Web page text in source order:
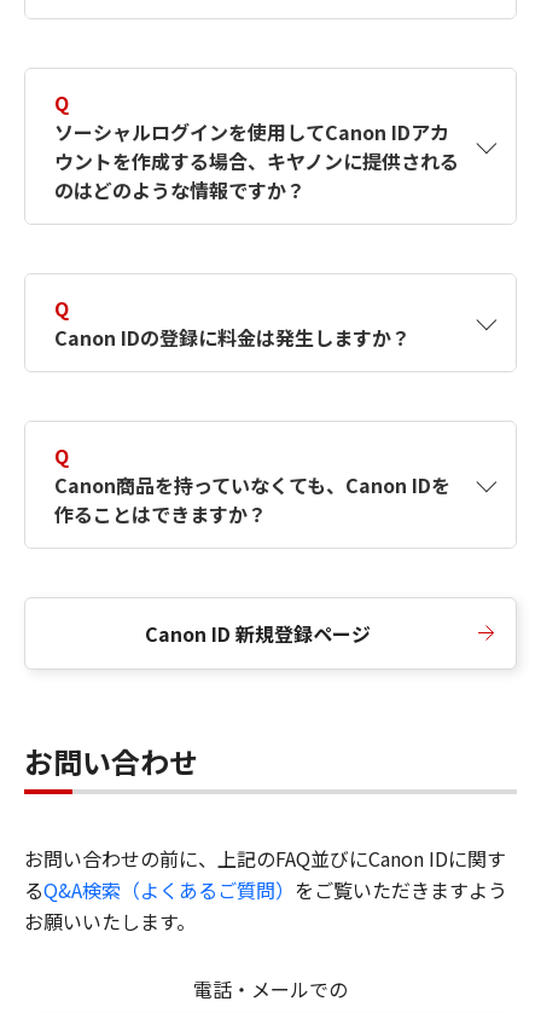
す。詳しい作成方法は【カメラ】Canon IDとは
何ですか？Canon IDの作成方法は？をご確認く
ださい。
Q
ソーシャルログインを使用してCanon IDアカ
ウントを作成する場合、キヤノンに提供される
のはどのような情報ですか？
択したサービスから取得します。アカウントを
簡単に作成できるように、この情報を使用して
Canon IDの登録フォームを入力します。
Q
Canon IDの登録に料金は発生しますか？
Q
Canon商品を持っていなくても、Canon IDを
作ることはできますか？
Canon ID 新規登録ページ
お問い合わせ
お問い合わせの前に、上記のFAQ並びにCanon IDに関す
るQ&A検索（よくあるご質問） をご覧いただきますよう
お願いいたします。
電話・メールでの